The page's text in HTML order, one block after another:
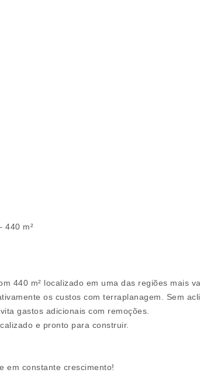
440 m²
440 m² localizado em uma das regiões mais
os custos com terraplanagem. Sem
gastos adicionais com remoções.
e pronto para construir.
em constante crescimento!